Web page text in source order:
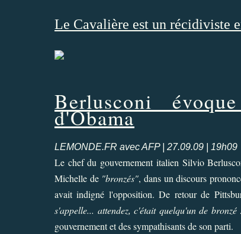
Le Cavalière est un récidiviste
Berlusconi
d'Obama
LEMONDE.FR avec AFP | 27.09.09 | 19h09
Le chef du gouvernement italien Silvio
Michelle de "bronzés", dans un discours
avait indigné l'opposition. De retour de
s'appelle... attendez, c'était quelqu'un de
gouvernement et des sympathisants de son parti.